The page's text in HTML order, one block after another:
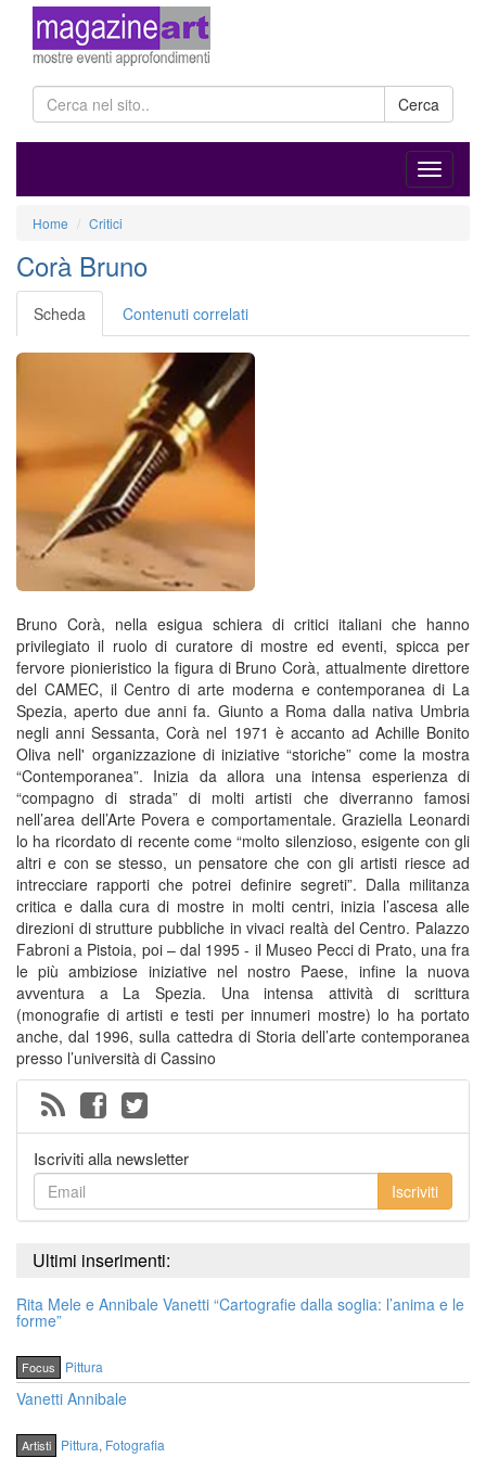
Cerca
Home Critici
Corà Bruno
Scheda Contenuti correlati
Bruno Corà, nella esigua schiera di critici italiani che hanno
privilegiato il ruolo di curatore di mostre ed eventi, spicca per
fervore pionieristico la figura di Bruno Corà, attualmente direttore
del CAMEC, il Centro di arte moderna e contemporanea di La
Spezia, aperto due anni fa. Giunto a Roma dalla nativa Umbria
negli anni Sessanta, Corà nel 1971 è accanto ad Achille Bonito
Oliva nell' organizzazione di iniziative “storiche” come la mostra
“Contemporanea”. Inizia da allora una intensa esperienza di
“compagno di strada” di molti artisti che diverranno famosi
nell’area dell’Arte Povera e comportamentale. Graziella Leonardi
lo ha ricordato di recente come “molto silenzioso, esigente con gli
altri e con se stesso, un pensatore che con gli artisti riesce ad
intrecciare rapporti che potrei definire segreti”. Dalla militanza
critica e dalla cura di mostre in molti centri, inizia l’ascesa alle
direzioni di strutture pubbliche in vivaci realtà del Centro. Palazzo
Fabroni a Pistoia, poi – dal 1995 - il Museo Pecci di Prato, una fra
le più ambiziose iniziative nel nostro Paese, infine la nuova
avventura a La Spezia. Una intensa attività di scrittura
(monografie di artisti e testi per innumeri mostre) lo ha portato
anche, dal 1996, sulla cattedra di Storia dell’arte contemporanea
presso l’università di Cassino
Iscriviti alla newsletter
Iscriviti
Ultimi inserimenti:
Rita Mele e Annibale Vanetti “Cartografie dalla soglia: l’anima e le
forme”
Focus Pittura
Vanetti Annibale
Artisti Pittura, Fotografia